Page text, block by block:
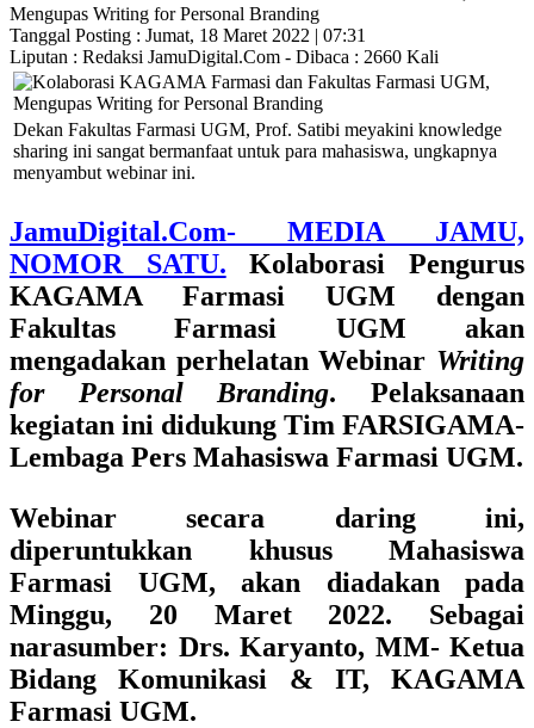
Mengupas Writing for Personal Branding
Tanggal Posting : Jumat, 18 Maret 2022 | 07:31
Liputan : Redaksi JamuDigital.Com - Dibaca : 2660 Kali
Dekan Fakultas Farmasi UGM, Prof. Satibi meyakini knowledge
sharing ini sangat bermanfaat untuk para mahasiswa, ungkapnya
menyambut webinar ini.
JamuDigital.Com- MEDIA JAMU,
NOMOR SATU. KolaborasiPengurus
KAGAMA Farmasi UGM dengan
Fakultas Farmasi UGM akan
mengadakan perhelatanWebinar Writing
for Personal Branding. Pelaksanaan
kegiatan ini didukung Tim FARSIGAMA-
Lembaga Pers Mahasiswa Farmasi UGM.
Webinar secara daring ini,
diperuntukkan
khusus Mahasiswa
Farmasi UGM, akan diadakan pada
Minggu, 20 Maret 2022. Sebagai
narasumber: Drs. Karyanto, MM- Ketua
Bidang Komunikasi & IT, KAGAMA
Farmasi UGM.